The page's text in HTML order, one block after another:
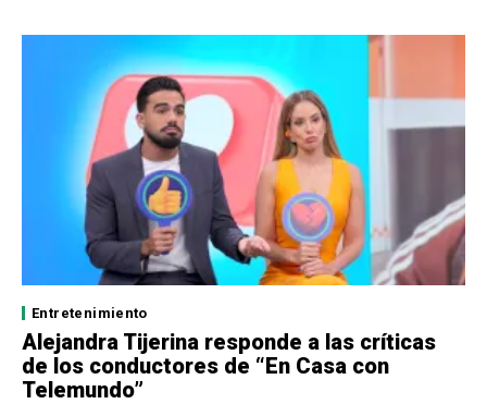
Entretenimiento
Alejandra Tijerina responde a las críticas
de los conductores de “En Casa con
Telemundo”